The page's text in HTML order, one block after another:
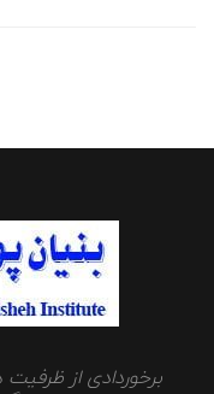
برخوردادی از